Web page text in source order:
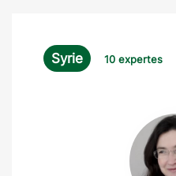
Syrie 10 expertes